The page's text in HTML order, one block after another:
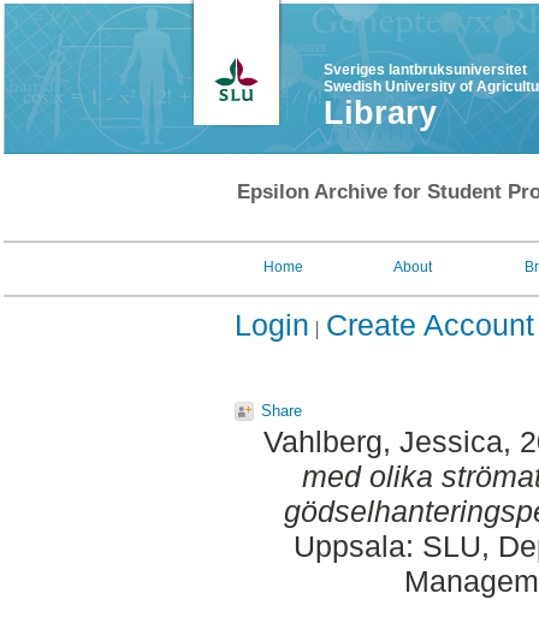
Sveriges lantbruksuniversitet
Swedish University of
Library
Epsilon Archive for Student
Home About
Login Create Account
Share
Vahlberg, Jessica,
med olika
Uppsala: SLU,